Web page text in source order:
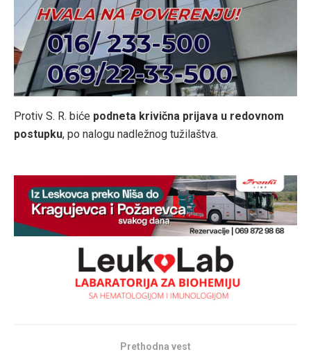
Protiv S. R. biće podneta krivična prijava u redovnom
postupku, po nalogu nadležnog tužilaštva.
Prethodna vest